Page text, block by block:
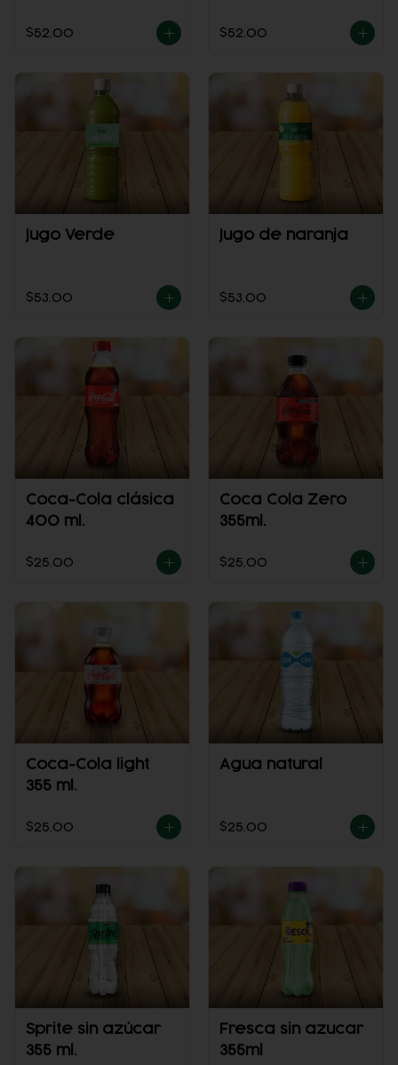
$52.00 $52.00
Jugo Verde
$53.00
Jugo de naranja
$53.00
Coca-Cola clásica
400 ml.
$25.00
Coca Cola Zero
355ml.
$25.00
Coca-Cola light
355 ml.
$25.00
Agua natural
$25.00
Sprite sin azúcar
355 ml.
Fresca sin azucar
355ml